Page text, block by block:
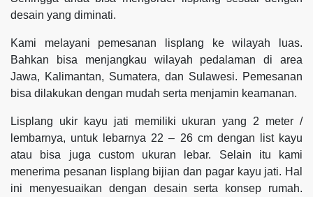
desain yang diminati.
Kami melayani pemesanan lisplang ke wilayah luas.
Bahkan bisa menjangkau wilayah pedalaman di area
Jawa, Kalimantan, Sumatera, dan Sulawesi. Pemesanan
bisa dilakukan dengan mudah serta menjamin keamanan.
Lisplang ukir kayu jati memiliki ukuran yang 2 meter /
lembarnya, untuk lebarnya 22 – 26 cm dengan list kayu
atau bisa juga custom ukuran lebar. Selain itu kami
menerima pesanan lisplang bijian dan pagar kayu jati. Hal
ini menyesuaikan dengan desain serta konsep rumah.